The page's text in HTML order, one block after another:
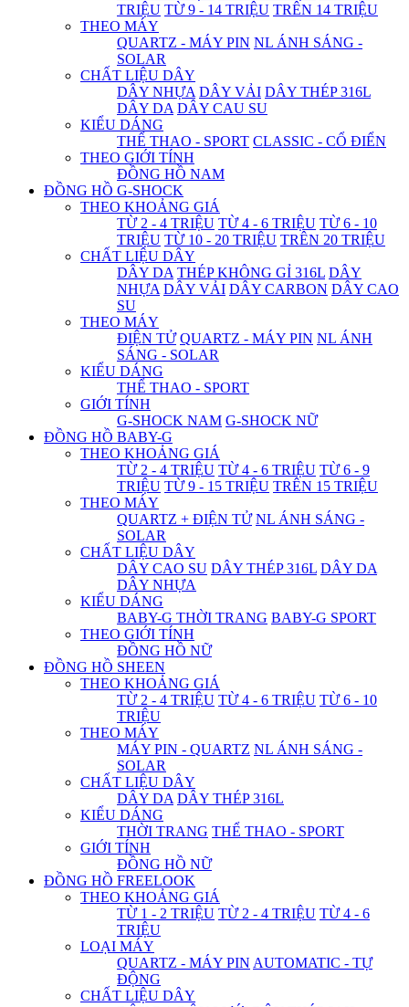
TRIỆU TỪ 9 - 14 TRIỆU TRÊN 14 TRIỆU
THEO MÁY
QUARTZ - MÁY PIN NL ÁNH SÁNG -
SOLAR
CHẤT LIỆU DÂY
DÂY NHỰA DÂY VẢI DÂY THÉP 316L
DÂY DA DÂY CAU SU
KIỂU DÁNG
THỂ THAO - SPORT CLASSIC - CỔ ĐIỂN
THEO GIỚI TÍNH
ĐỒNG HỒ NAM
ĐỒNG HỒ G-SHOCK
THEO KHOẢNG GIÁ
TỪ 2 - 4 TRIỆU TỪ 4 - 6 TRIỆU TỪ 6 - 10
TRIỆU TỪ 10 - 20 TRIỆU TRÊN 20 TRIỆU
CHẤT LIỆU DÂY
DÂY DA THÉP KHÔNG GỈ 316L DÂY
NHỰA DÂY VẢI DÂY CARBON DÂY CAO
SU
THEO MÁY
ĐIỆN TỬ QUARTZ - MÁY PIN NL ÁNH
SÁNG - SOLAR
KIỂU DÁNG
THỂ THAO - SPORT
GIỚI TÍNH
G-SHOCK NAM G-SHOCK NỮ
ĐỒNG HỒ BABY-G
THEO KHOẢNG GIÁ
TỪ 2 - 4 TRIỆU TỪ 4 - 6 TRIỆU TỪ 6 - 9
TRIỆU TỪ 9 - 15 TRIỆU TRÊN 15 TRIỆU
THEO MÁY
QUARTZ + ĐIỆN TỬ NL ÁNH SÁNG -
SOLAR
CHẤT LIỆU DÂY
DÂY CAO SU DÂY THÉP 316L DÂY DA
DÂY NHỰA
KIỂU DÁNG
BABY-G THỜI TRANG BABY-G SPORT
THEO GIỚI TÍNH
ĐỒNG HỒ NỮ
ĐỒNG HỒ SHEEN
THEO KHOẢNG GIÁ
TỪ 2 - 4 TRIỆU TỪ 4 - 6 TRIỆU TỪ 6 - 10
TRIỆU
THEO MÁY
MÁY PIN - QUARTZ NL ÁNH SÁNG -
SOLAR
CHẤT LIỆU DÂY
DÂY DA DÂY THÉP 316L
KIỂU DÁNG
THỜI TRANG THỂ THAO - SPORT
GIỚI TÍNH
ĐỒNG HỒ NỮ
ĐỒNG HỒ FREELOOK
THEO KHOẢNG GIÁ
TỪ 1 - 2 TRIỆU TỪ 2 - 4 TRIỆU TỪ 4 - 6
TRIỆU
LOẠI MÁY
QUARTZ - MÁY PIN AUTOMATIC - TỰ
ĐỘNG
CHẤT LIỆU DÂY